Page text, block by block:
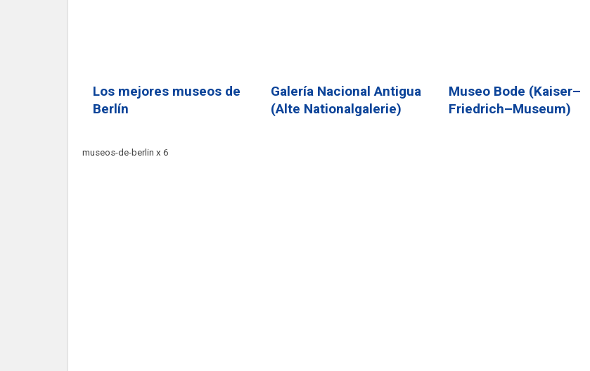
Los mejores museos de
Berlín
Galería Nacional Antigua
(Alte Nationalgalerie)
Museo Bode (Kaiser–
Friedrich–Museum)
museos-de-berlin x 6